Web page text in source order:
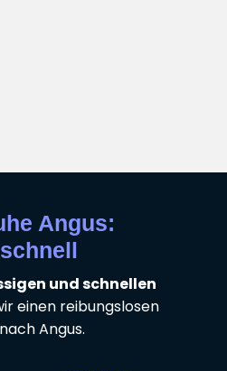
Angus:
und schnellen
einen reibungslosen
Angus.